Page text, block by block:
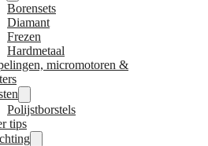
Borensets
Diamant
Frezen
Hardmetaal
micromotoren &
Polijstborstels
tips